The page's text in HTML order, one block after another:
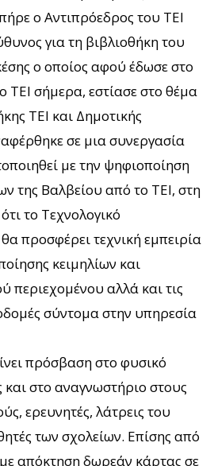
ο Αντιπρόεδρος του ΤΕΙ
για τη βιβλιοθήκη του
ο οποίος αφού έδωσε στο
ΤΕΙ σήμερα, εστίασε στο θέμα
ΤΕΙ και Δημοτικής
σε μια συνεργασία
με την ψηφιοποίηση
της Βαλβείου από το ΤΕΙ, στη
το Τεχνολογικό
προσφέρει τεχνική εμπειρία
κειμηλίων και
περιεχομένου αλλά και τις
σύντομα στην υπηρεσία
πρόσβαση στο φυσικό
στο αναγνωστήριο στους
ερευνητές, λάτρεις του
των σχολείων. Επίσης από
απόκτηση δωρεάν κάρτας σε